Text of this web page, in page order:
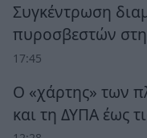
Συγκέντρωση
πυροσβεστών
17:45
Ο «χάρτης» των
και τη ΔΥΠΑ έως